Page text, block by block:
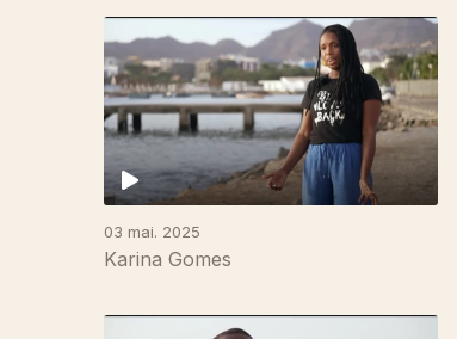
03 mai. 2025
Karina Gomes